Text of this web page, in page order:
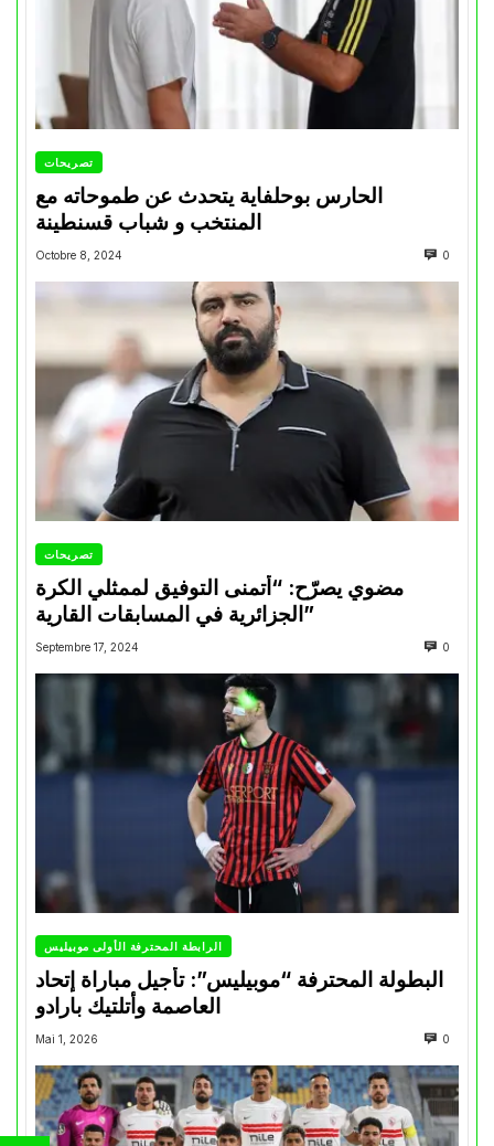
تصريحات
الحارس بوحلفاية يتحدث عن طموحاته مع
المنتخب و شباب قسنطينة
Octobre 8, 2024 0
تصريحات
مضوي يصرّح: “أتمنى التوفيق لممثلي الكرة
الجزائرية في المسابقات القارية”
Septembre 17, 2024 0
الرابطة المحترفة الأولى موبيليس
البطولة المحترفة “موبيليس”: تأجيل مباراة إتحاد
العاصمة وأتلتيك بارادو
Mai 1, 2026 0